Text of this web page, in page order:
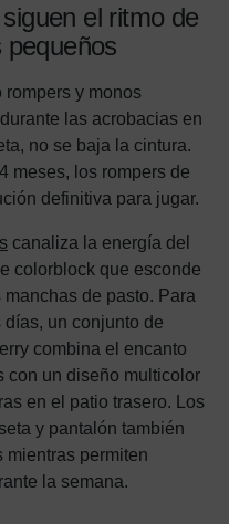
el ritmo de
pequeños
y monos
las acrobacias en
no se baja la cintura.
meses, los rompers de
definitiva para jugar.
canaliza la energía del
colorblock que esconde
de pasto. Para
un conjunto de
combina el encanto
con un diseño multicolor
en el patio trasero. Los
y pantalón también
mientras permiten
la semana.